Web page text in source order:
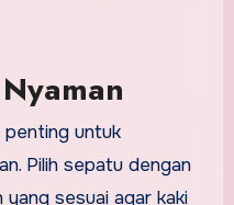
untuk
Pilih sepatu dengan
yang sesuai agar kaki